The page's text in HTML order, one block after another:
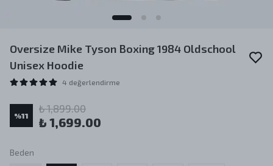
Oversize Mike Tyson Boxing 1984 Oldschool
Unisex Hoodie
4 değerlendirme
%11
₺ 1,899.00
₺ 1,699.00
Beden